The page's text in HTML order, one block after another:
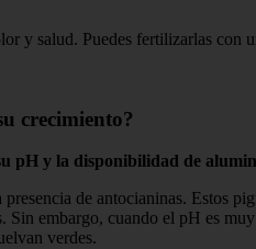
y salud. Puedes fertilizarlas
crecimiento?
pH y la disponibilidad de
de antocianinas. Estos
embargo, cuando el pH es
verdes.